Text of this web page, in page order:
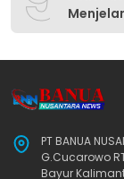
PT BANUA
G.Cucarowo
Bayur